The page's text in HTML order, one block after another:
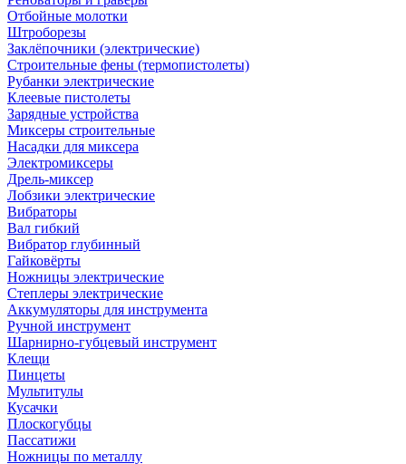
Отбойные молотки
Штроборезы
Заклёпочники (электрические)
Строительные фены (термопистолеты)
Рубанки электрические
Клеевые пистолеты
Зарядные устройства
Миксеры строительные
Насадки для миксера
Электромиксеры
Дрель-миксер
Лобзики электрические
Вибраторы
Вал гибкий
Вибратор глубинный
Гайковёрты
Ножницы электрические
Степлеры электрические
Аккумуляторы для инструмента
Ручной инструмент
Шарнирно-губцевый инструмент
Клещи
Пинцеты
Мультитулы
Кусачки
Плоскогубцы
Пассатижи
Ножницы по металлу